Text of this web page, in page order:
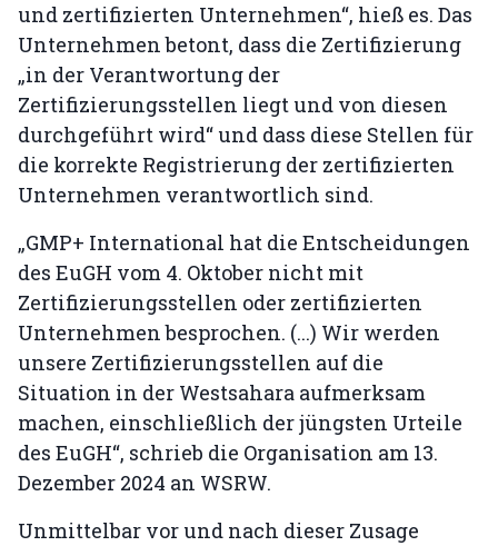
und zertifizierten Unternehmen“, hieß es. Das
Unternehmen betont, dass die Zertifizierung
„in der Verantwortung der
Zertifizierungsstellen liegt und von diesen
durchgeführt wird“ und dass diese Stellen für
die korrekte Registrierung der zertifizierten
Unternehmen verantwortlich sind.
„GMP+ International hat die Entscheidungen
des EuGH vom 4. Oktober nicht mit
Zertifizierungsstellen oder zertifizierten
Unternehmen besprochen. (...) Wir werden
unsere Zertifizierungsstellen auf die
Situation in der Westsahara aufmerksam
machen, einschließlich der jüngsten Urteile
des EuGH“, schrieb die Organisation am 13.
Dezember 2024 an WSRW.
Unmittelbar vor und nach dieser Zusage